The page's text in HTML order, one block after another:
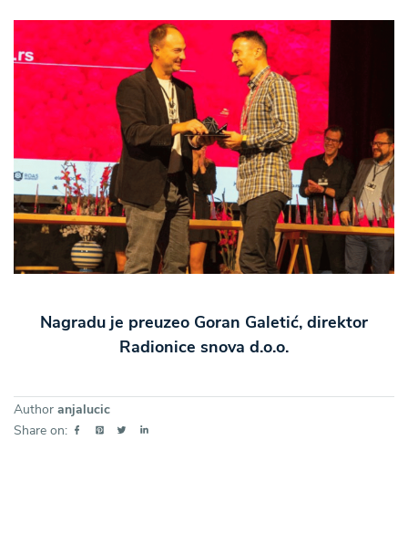
Nagradu je preuzeo Goran Galetić, direktor
Radionice snova d.o.o.
Author anjalucic
Share on: